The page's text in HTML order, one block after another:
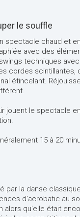
le souffle
spectacle chaud et
avec des
techniques
cordes
étincelant.
jouent le spectacle
15 à 20
par la danse
d'acrobatie au
alors qu'elle était